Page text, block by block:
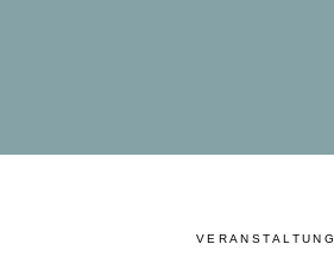
VERANSTALTUNG